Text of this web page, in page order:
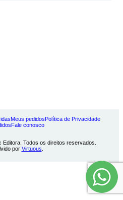
Meus pedidosPolítica de Privacidade
Fale conosco
Todos os direitos reservados.
por Virtuous